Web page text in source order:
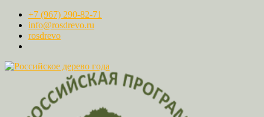
+7 (967) 290-82-71
info@rosdrevo.ru
rosdrevo